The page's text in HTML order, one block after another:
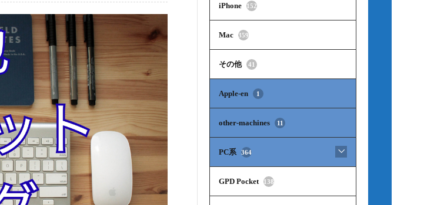
iPhone 152
Mac 359
その他 41
Apple-en 1
other-machines 11
PC系 364
GPD Pocket 138